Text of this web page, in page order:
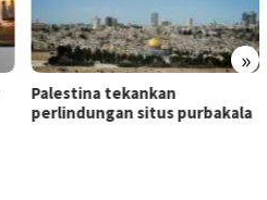
»
Palestina tekankan
perlindungan situs purbakala